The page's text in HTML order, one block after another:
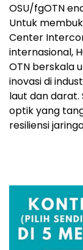
OSU/fgOTN
Untuk
Center
internasional,
OTN berskala
inovasi di
laut dan darat.
optik yang
resiliensi